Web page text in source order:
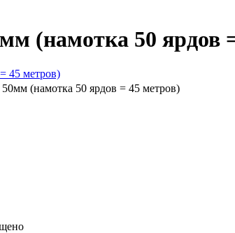
(намотка 50 ярдов
50мм (намотка 50 ярдов = 45 метров)